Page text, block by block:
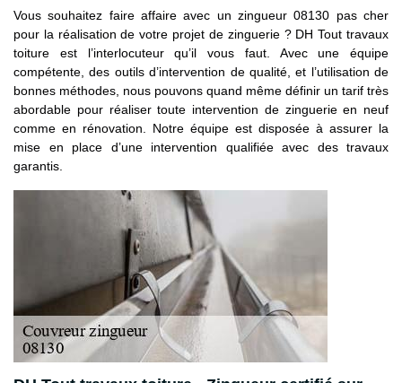
Vous souhaitez faire affaire avec un zingueur 08130 pas cher
pour la réalisation de votre projet de zinguerie ? DH Tout travaux
toiture est l’interlocuteur qu’il vous faut. Avec une équipe
compétente, des outils d’intervention de qualité, et l’utilisation de
bonnes méthodes, nous pouvons quand même définir un tarif très
abordable pour réaliser toute intervention de zinguerie en neuf
comme en rénovation. Notre équipe est disposée à assurer la
mise en place d’une intervention qualifiée avec des travaux
garantis.